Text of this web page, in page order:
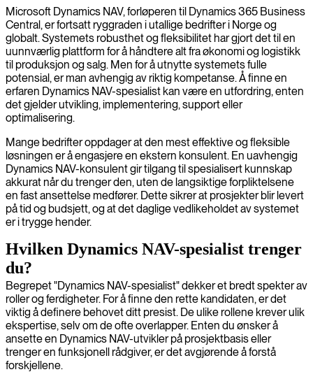
Vi tilbyr dyktige Dynamics NAV-arkitekter som kan designe og
implementere skreddersydde løsninger for å forbedre dine
forretningsprosesser og systemytelse.
Microsoft Dynamics NAV, forløperen til Dynamics 365 Business
Central, er fortsatt ryggraden i utallige bedrifter i Norge og
globalt. Systemets robusthet og fleksibilitet har gjort det til en
uunnværlig plattform for å håndtere alt fra økonomi og logistikk
til produksjon og salg. Men for å utnytte systemets fulle
potensial, er man avhengig av riktig kompetanse. Å finne en
erfaren Dynamics NAV-spesialist kan være en utfordring, enten
det gjelder utvikling, implementering, support eller
optimalisering.
Mange bedrifter oppdager at den mest effektive og fleksible
løsningen er å engasjere en ekstern konsulent. En uavhengig
Dynamics NAV-konsulent gir tilgang til spesialisert kunnskap
akkurat når du trenger den, uten de langsiktige forpliktelsene
en fast ansettelse medfører. Dette sikrer at prosjekter blir levert
på tid og budsjett, og at det daglige vedlikeholdet av systemet
er i trygge hender.
Hvilken Dynamics NAV-spesialist trenger
du?
Begrepet "Dynamics NAV-spesialist" dekker et bredt spekter av
roller og ferdigheter. For å finne den rette kandidaten, er det
viktig å definere behovet ditt presist. De ulike rollene krever ulik
ekspertise, selv om de ofte overlapper. Enten du ønsker å
ansette en Dynamics NAV-utvikler på prosjektbasis eller
trenger en funksjonell rådgiver, er det avgjørende å forstå
forskjellene.